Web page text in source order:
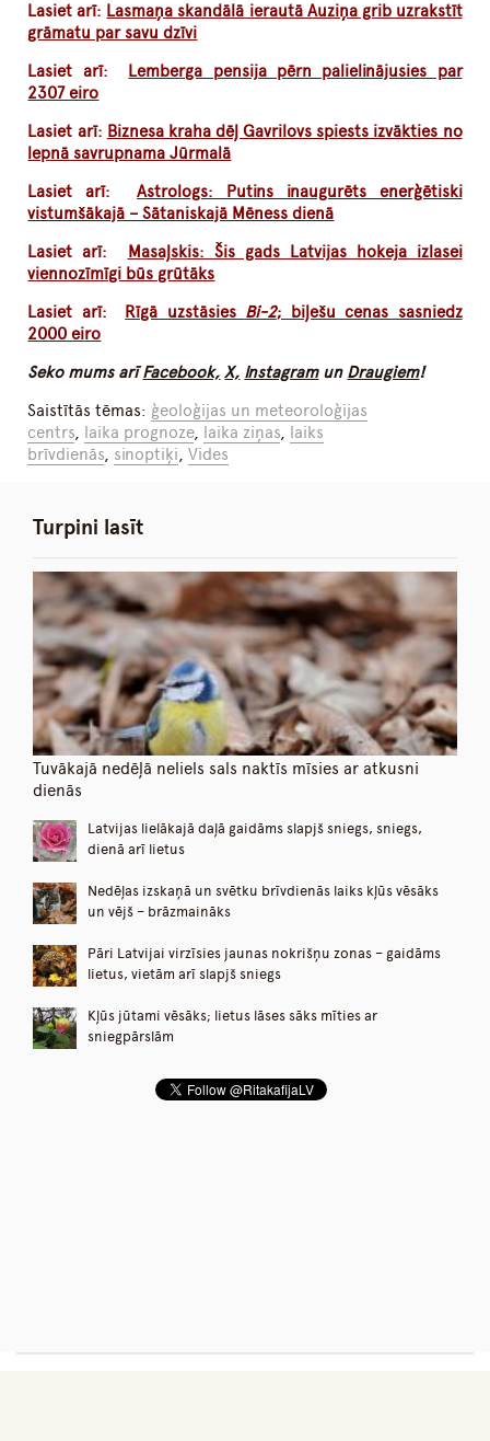
Lasiet arī: Lasmaņa skandālā ierautā Auziņa grib uzrakstīt
grāmatu par savu dzīvi
Lasiet arī:
Lemberga pensija pērn palielinājusies par
2307 eiro
Lasiet arī: Biznesa kraha dēļ Gavrilovs spiests izvākties no
lepnā savrupnama Jūrmalā
Lasiet arī: Astrologs: Putins inaugurēts enerģētiski
vistumšākajā – Sātaniskajā Mēness dienā
Lasiet arī:
Masaļskis: Šis gads Latvijas hokeja izlasei
viennozīmīgi būs grūtāks
Lasiet arī:
Rīgā uzstāsies Bi-2; biļešu cenas sasniedz
2000 eiro
Seko mums arīFacebook, X, Instagramun Draugiem!
Saistītās tēmas: ģeoloģijas un meteoroloģijas
centrs, laika prognoze, laika ziņas, laiks
brīvdienās, sinoptiķi,Vides
Turpini lasīt
Tuvākajā nedēļā neliels sals naktīs mīsies ar atkusni
dienās
Latvijas lielākajā daļā gaidāms slapjš sniegs, sniegs,
dienā arī lietus
Nedēļas izskaņā un svētku brīvdienās laiks kļūs vēsāks
un vējš – brāzmaināks
Pāri Latvijai virzīsies jaunas nokrišņu zonas – gaidāms
lietus, vietām arī slapjš sniegs
Kļūs jūtami vēsāks; lietus lāses sāks mīties ar
sniegpārslām